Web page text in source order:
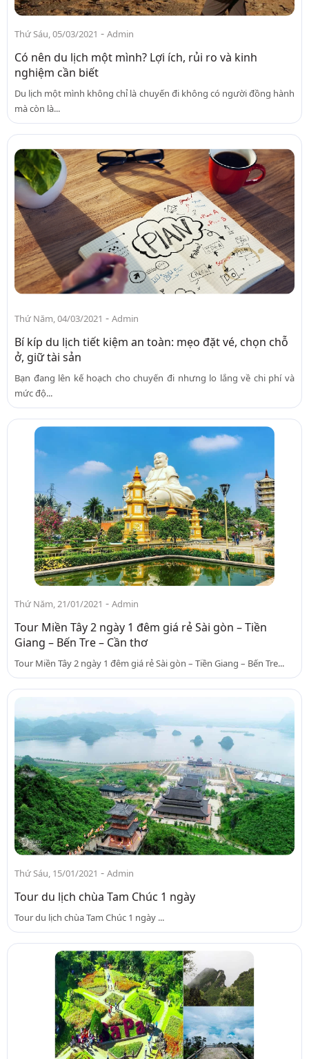
Thứ Sáu, 05/03/2021 - Admin
Có nên du lịch một mình? Lợi ích, rủi ro và kinh
nghiệm cần biết
Du lịch một mình không chỉ là chuyến đi không có người đồng hành
mà còn là...
Thứ Năm, 04/03/2021 - Admin
Bí kíp du lịch tiết kiệm an toàn: mẹo đặt vé, chọn chỗ
ở, giữ tài sản
Bạn đang lên kế hoạch cho chuyến đi nhưng lo lắng về chi phí và
mức độ...
Thứ Năm, 21/01/2021 - Admin
Tour Miền Tây 2 ngày 1 đêm giá rẻ Sài gòn – Tiền
Giang – Bến Tre – Cần thơ
Tour Miền Tây 2 ngày 1 đêm giá rẻ Sài gòn – Tiền Giang – Bến Tre...
Thứ Sáu, 15/01/2021 - Admin
Tour du lịch chùa Tam Chúc 1 ngày
Tour du lịch chùa Tam Chúc 1 ngày ...